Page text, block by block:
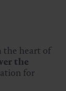
the heart of
the
for